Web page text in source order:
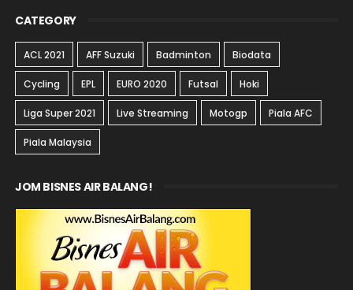
CATEGORY
ACL 2021 AFF Suzuki Badminton Biodata
Cycling EPL EURO 2020 Futsal Hoki
Liga Super 2021 Live Streaming Motogp Piala AFC
Piala Malaysia
JOM BISNES AIR BALANG!